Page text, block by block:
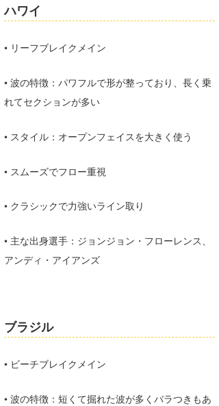
ハワイ
• リーフブレイクメイン
• 波の特徴：パワフルで形が整っており、長く乗
れてセクションが多い
• スタイル：オープンフェイスを大きく使う
• スムーズでフロー重視
• クラシックで力強いライン取り
• 主な出身選手：ジョンジョン・フローレンス、
アンディ・アイアンズ
ブラジル
• ビーチブレイクメイン
• 波の特徴：短くて掘れた波が多くバラつきもあ
mitsuteru Kamio
Yasunari Inoue
Yoshiyuki Obata
arukasvision
DELTA FORCE SURF
CBA Films
SURFMEDIA
Colors MAGAZINE
WAVAL
波伝説アンバサダー/プロライダー
福島寿実子
中浦“JET”章
嵯峨明日香
進士剛光
田原啓江
大野”MAR”修聖
波伝説スタッフ
☆加藤
+☆maki☆+
Aichan
chan-U
H
KY
MIN
波伝説